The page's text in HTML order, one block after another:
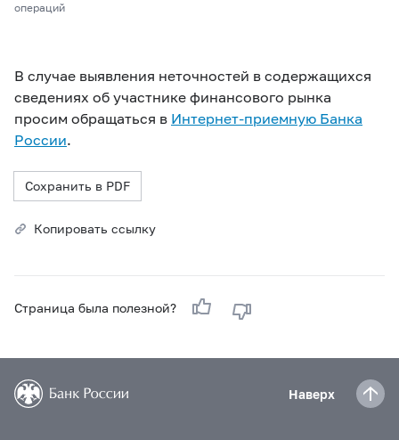
операций
В случае выявления неточностей в содержащихся
сведениях об участнике финансового рынка
просим обращаться в Интернет-приемную Банка
России.
Сохранить в PDF
Копировать ссылку
Страница была полезной?
Наверх